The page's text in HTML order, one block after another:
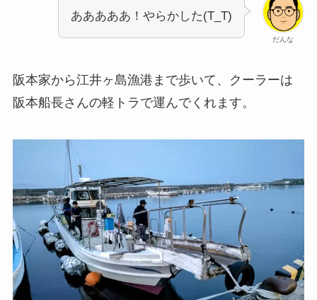
だんな
あああああ！やらかした(T_T)
阪本家から江井ヶ島漁港まで歩いて、クーラーは
阪本船長さんの軽トラで運んでくれます。